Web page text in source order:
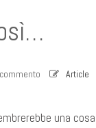
Article
una